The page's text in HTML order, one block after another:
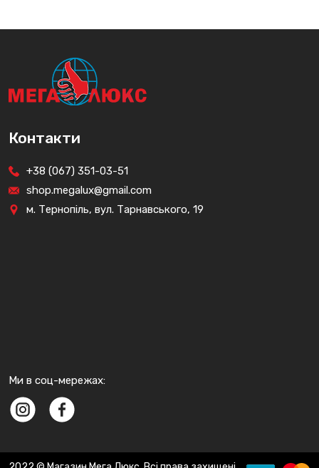
Контакти
+38 (067) 351-03-51
shop.megalux@gmail.com
м. Тернопіль, вул. Тарнавського, 19
Ми в соц-мережах: